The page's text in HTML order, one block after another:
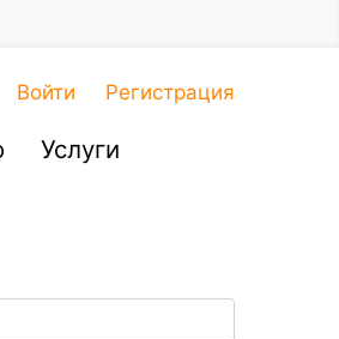
Войти Регистрация
Услуги